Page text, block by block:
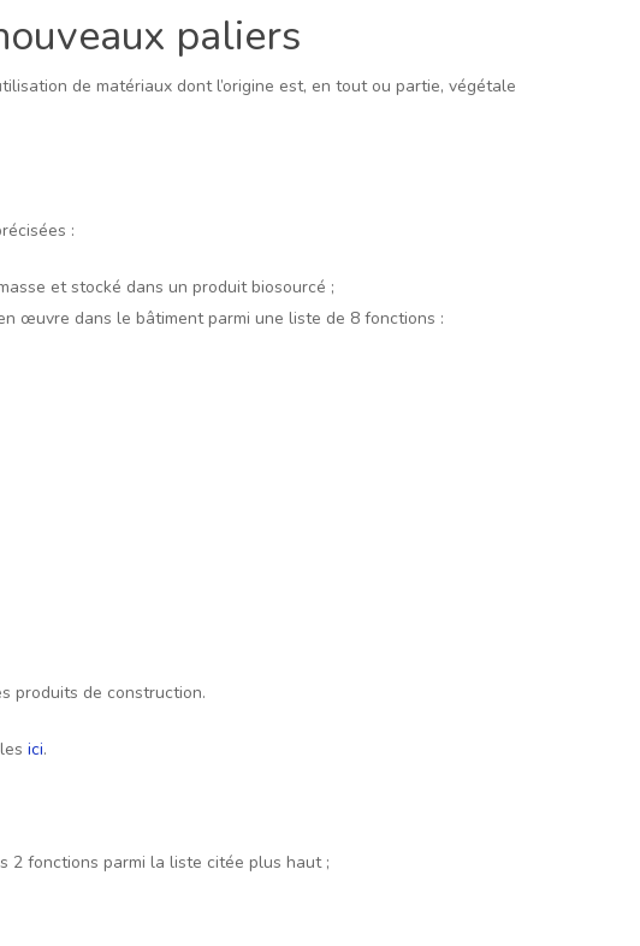
paliers
de matériaux dont l’origine est, en tout ou partie, végétale
:
et stocké dans un produit biosourcé ;
œuvre dans le bâtiment parmi une liste de 8 fonctions :
produits de construction.
ici.
2 fonctions parmi la liste citée plus haut ;